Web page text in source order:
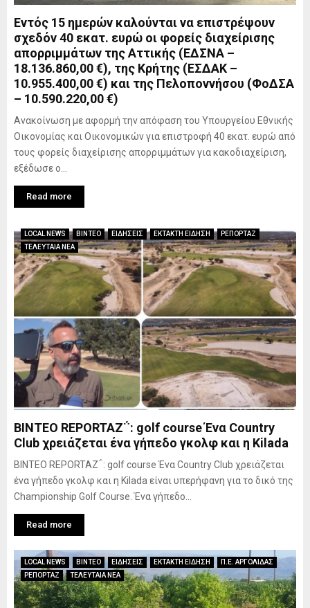
Εντός 15 ημερών καλούνται να επιστρέψουν
σχεδόν 40 εκατ. ευρώ οι φορείς διαχείρισης
απορριμμάτων της Αττικής (ΕΔΣΝΑ –
18.136.860,00 €), της Κρήτης (ΕΣΔΑΚ –
10.955.400,00 €) και της Πελοποννήσου (ΦοΔΣΑ
– 10.590.220,00 €)
Ανακοίνωση με αφορμή την απόφαση του Υπουργείου Εθνικής
Οικονομίας και Οικονομικών για επιστροφή 40 εκατ. ευρώ από
τους φορείς διαχείρισης απορριμμάτων για κακοδιαχείριση,
εξέδωσε ο...
Read more
LOCAL NEWS ΒΙΝΤΕΟ ΕΙΔΗΣΕΙΣ ΕΚΤΑΚΤΗ ΕΙΔΗΣΗ
ΡΕΠΟΡΤΑΖ
ΤΕΛΕΥΤΑΙΑ ΝΕΑ
BINTEO REPORTAZ΅: golf course Ένα Country
Club χρειάζεται ένα γήπεδο γκολφ και η Κilada
BINTEO REPORTAZ΅: golf course Ένα Country Club χρειάζεται
ένα γήπεδο γκολφ και η Κilada είναι υπερήφανη για το δικό της
Championship Golf Course. Ένα γήπεδο...
Read more
LOCAL NEWS ΒΙΝΤΕΟ ΕΙΔΗΣΕΙΣ ΕΚΤΑΚΤΗ ΕΙΔΗΣΗ
Π.Ε. ΑΡΓΟΛΙΔΑΣ
ΡΕΠΟΡΤΑΖ
ΤΕΛΕΥΤΑΙΑ ΝΕΑ